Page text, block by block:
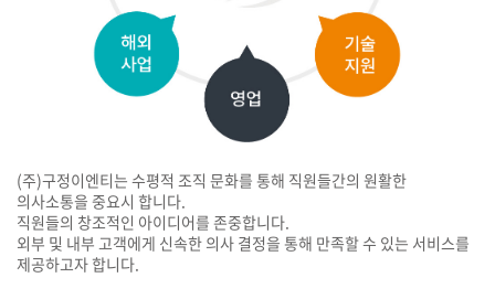
(주)구정이엔티는 수평적 조직 문화를 통해 직원들간의 원활한
의사소통을 중요시 합니다.
직원들의 창조적인 아이디어를 존중합니다.
외부 및 내부 고객에게 신속한 의사 결정을 통해 만족할 수 있는 서비스를
제공하고자 합니다.